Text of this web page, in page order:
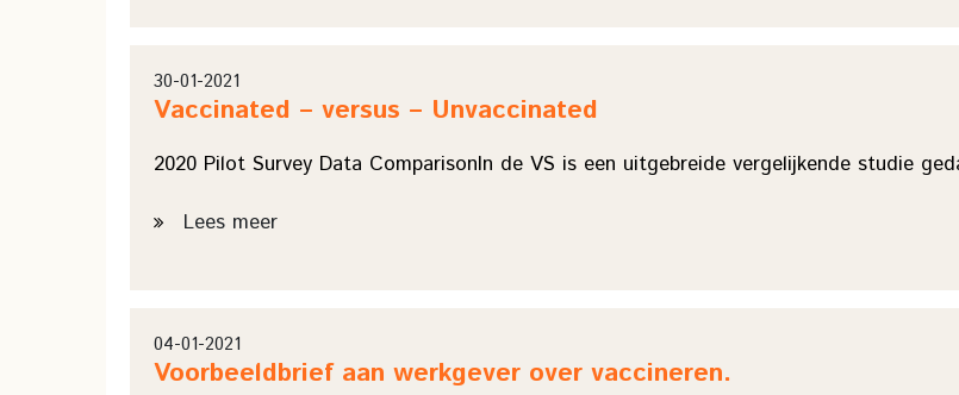
30-01-2021
Vaccinated – versus – Unvaccinated
2020 Pilot Survey Data ComparisonIn de VS is een uitgebreide vergelijkende studie
Lees meer
04-01-2021
Voorbeeldbrief aan werkgever over vaccineren.